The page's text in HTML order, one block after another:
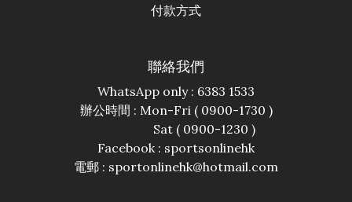
付款方式
聯絡我們
WhatsApp only : 6383 1533
辦公時間 : Mon-Fri ( 0900-1730 )
Sat ( 0900-1230 )
Facebook : sportsonlinehk
電郵 : sportonlinehk@hotmail.com